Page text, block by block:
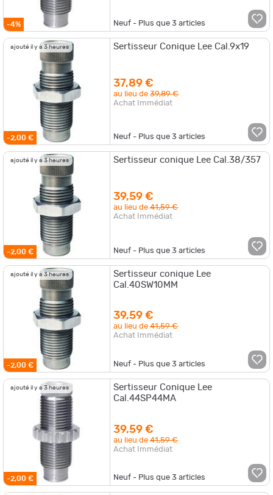
-4% Neuf - Plus que3 articles
ajouté il y a 3 heures
-2,00 €
Sertisseur Conique Lee Cal.9x19
37,89 €
au lieu de39,89 €
Achat Immédiat
Neuf - Plus que3 articles
ajouté il y a 3 heures
-2,00 €
Sertisseur conique Lee Cal.38/357
39,59 €
au lieu de41,59 €
Achat Immédiat
Neuf - Plus que3 articles
ajouté il y a 3 heures
-2,00 €
Sertisseur conique Lee
Cal.40SW10MM
39,59 €
au lieu de41,59 €
Achat Immédiat
Neuf - Plus que3 articles
ajouté il y a 3 heures
-2,00 €
Sertisseur Conique Lee
Cal.44SP44MA
39,59 €
au lieu de41,59 €
Achat Immédiat
Neuf - Plus que3 articles